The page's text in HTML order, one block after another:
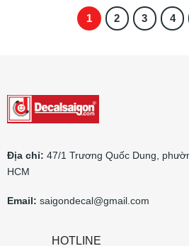
1 2 3 4
Địa chỉ: 47/1 Trương Quốc Dung,
HCM
Email: saigondecal@gmail.com
HOTLINE